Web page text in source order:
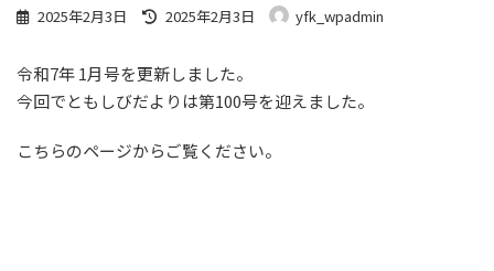
2025年2月3日
最
新
日
時
2025年2月3日 yfk_wpadmin
令和7年 1月号を更新しました。
今回でともしびだよりは第100号を迎えました。
こちらのページからご覧ください。